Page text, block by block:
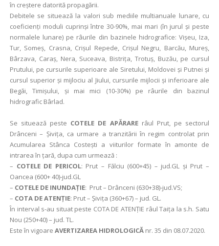
în creștere datorită propagării.
Debitele se situează la valori sub mediile multianuale lunare, cu
coeficienţi moduli cuprinşi între 30-90%, mai mari (în jurul și peste
normalele lunare) pe râurile din bazinele hidrografice: Vișeu, Iza,
Tur, Someș, Crasna, Crișul Repede, Crișul Negru, Barcău, Mureș,
Bârzava, Caraș, Nera, Suceava, Bistriţa, Trotuş, Buzău, pe cursul
Prutului, pe cursurile superioare ale Siretului, Moldovei şi Putnei şi
cursul superior și mijlociu al Jiului, cursurile mijlocii și inferioare ale
Begăi, Timișului, şi mai mici (10-30%) pe râurile din bazinul
hidrografic Bârlad.
Se situează peste COTELE DE APᾸRARErâul Prut, pe sectorul
Drânceni – Şiviţa, ca urmare a tranzitării în regim controlat prin
Acumularea Stânca Costeşti a viiturilor formate în amonte de
intrarea în ţară, dupa cum urmează :
– COTELE DE PERICOL: Prut – Fălciu (600+45) – jud.GL şi Prut –
Oancea (600+ 40)-jud.GL
– COTELE DE INUNDAȚIE: Prut – Drânceni (630+38)-jud.VS;
– COTA DE ATENȚIE: Prut – Şiviţa (360+67) – jud. GL.
În interval s-au situat peste COTA DE ATENȚIE râul Taița la s.h. Satu
Nou (250+40) – jud. TL.
Este în vigoare AVERTIZAREA HIDROLOGICĂ nr. 35 din 08.07.2020.